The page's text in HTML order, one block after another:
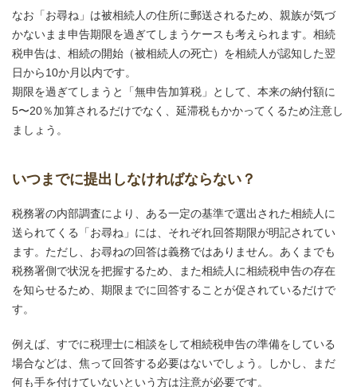
なお「お尋ね」は被相続人の住所に郵送されるため、親族が気づ
かないまま申告期限を過ぎてしまうケースも考えられます。相続
税申告は、相続の開始（被相続人の死亡）を相続人が認知した翌
日から10か月以内です。
期限を過ぎてしまうと「無申告加算税」として、本来の納付額に
5〜20％加算されるだけでなく、延滞税もかかってくるため注意し
ましょう。
いつまでに提出しなければならない？
税務署の内部調査により、ある一定の基準で選出された相続人に
送られてくる「お尋ね」には、それぞれ回答期限が明記されてい
ます。ただし、お尋ねの回答は義務ではありません。あくまでも
税務署側で状況を把握するため、また相続人に相続税申告の存在
を知らせるため、期限までに回答することが促されているだけで
す。
例えば、すでに税理士に相談をして相続税申告の準備をしている
場合などは、焦って回答する必要はないでしょう。しかし、まだ
何も手を付けていないという方は注意が必要です。